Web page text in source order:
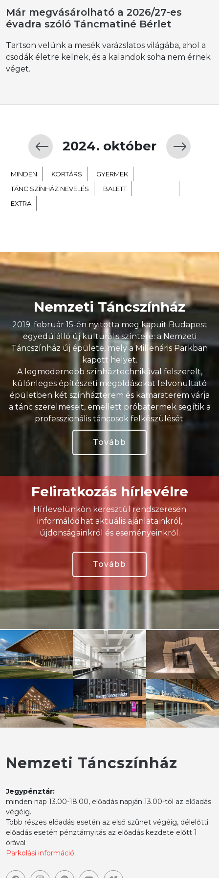
Már megvásárolható a 2026/27-es
évadra szóló Táncmatiné Bérlet
Tartson velünk a mesék varázslatos világába, ahol a
csodák életre kelnek, és a kalandok soha nem érnek
véget.
2024. október
MINDEN KORTÁRS
GYERMEK
TÁNC SZÍNHÁZ NEVELÉS
BALETT
EXTRA
Nemzeti Táncszínház
2019. február 15-én nyitotta meg kapuit Budapest
egyedülálló új kulturális színtere: a Nemzeti
Táncszínház új épülete, mely a Millenáris Parkban
kapott helyet.
A legmodernebb színháztechnikával felszerelt,
különleges építészeti megoldásokat felvonultató
épületben két színházterem és kamaraterem várja
a tánc szerelmeseit, emellett próbatermek segítik a
professzionális táncosok felkészülését.
Tovább
Feliratkozás hírlevélre
Hírlevelünkön keresztül rendszeresen
informálódhat aktuális ajánlatainkról,
újdonságainkról és eseményeinkről.
Tovább
Nemzeti Táncszínház
Jegypénztár:
minden nap 13.00-18.00, előadás napján 13.00-tól az előadás
végéig.
Több részes előadás esetén az első szünet végéig, délelőtti
előadás esetén pénztárnyitás az előadás kezdete előtt 1
órával
Parkolási információ